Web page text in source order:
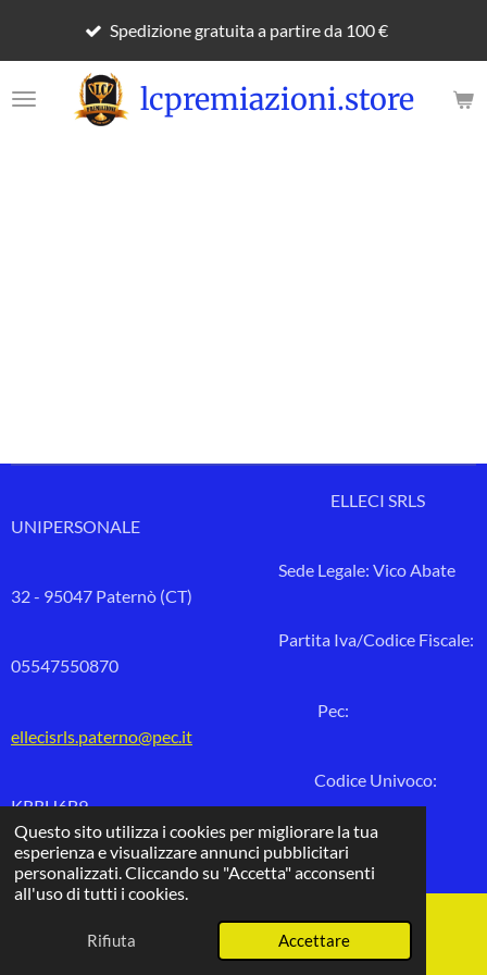
Questo sito utilizza i cookies per migliorare la tua
esperienza e visualizzare annunci pubblicitari
personalizzati. Cliccando su "Accetta" acconsenti
all'uso di tutti i cookies.
Rifiuta Accettare
contenuto
principale
lcpremiazioni.store
Spedizione gratuita a partire da 100 €
ELLECI SRLS
UNIPERSONALE
Sede Legale: Vico Abate
32 - 95047 Paternò (CT)
Partita Iva/Codice Fiscale:
05547550870
Pec:
ellecisrls.paterno@pec.it
Codice Univoco:
KRRH6B9
© 2026 lcpremiazioni.store
Fornito daWebador
Email